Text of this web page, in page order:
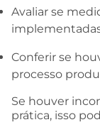
Avaliar se
Conferir se
processo
Se houver
prática, isso